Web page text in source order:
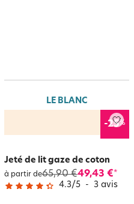
LE BLANC
-25%
Jeté de lit gaze de coton
à partir de65,90 €49,43 €*
4.3/5 - 3 avis